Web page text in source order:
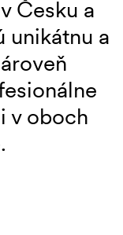
Česku a
unikátnu a
v oboch